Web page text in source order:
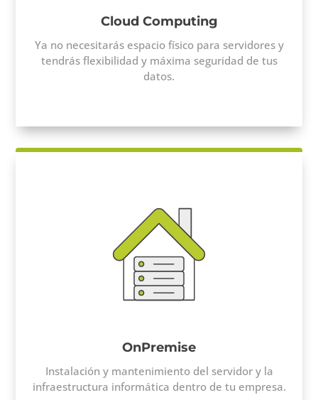
Cloud Computing
Ya no necesitarás espacio físico para servidores y
tendrás flexibilidad y máxima seguridad de tus
datos.
OnPremise
Instalación y mantenimiento del servidor y la
infraestructura informática dentro de tu empresa.